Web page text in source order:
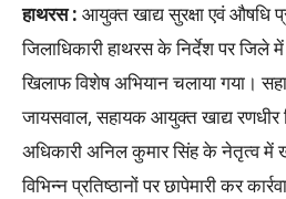
हाथरस : आयुक्त खाद्य सुरक्षा एवं औषधि
जिलाधिकारी हाथरस के निर्देश पर जिले
खिलाफ विशेष अभियान चलाया गया।
जायसवाल, सहायक आयुक्त खाद्य रणधीर
अधिकारी अनिल कुमार सिंह के नेतृत्व में
विभिन्न प्रतिष्ठानों पर छापेमारी कर